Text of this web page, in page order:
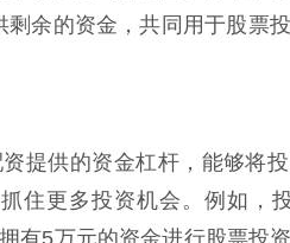
余的资金，共同用于股票
提供的资金杠杆，能够将
住更多投资机会。例如，
有5万元的资金进行股票投